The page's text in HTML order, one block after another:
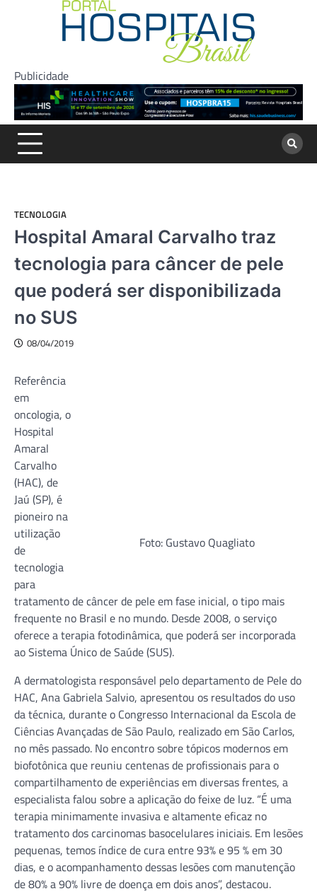
Publicidade
TECNOLOGIA
Hospital Amaral Carvalho traz
tecnologia para câncer de pele
que poderá ser disponibilizada
no SUS
08/04/2019
Referência
em
oncologia, o
Hospital
Amaral Carvalho (HAC), de Jaú (SP), é pioneiro na utilização
de tecnologia para tratamento de câncer de pele em fase
inicial, o tipo mais frequente no Brasil e no mundo. Desde
2008, o serviço oferece a terapia fotodinâmica, que poderá
ser incorporada ao Sistema Único de Saúde (SUS).
A dermatologista responsável pelo departamento de Pele do
HAC, Ana Gabriela Salvio, apresentou os resultados do uso
da técnica, durante o Congresso Internacional da Escola de
Ciências Avançadas de São Paulo, realizado em São Carlos,
no mês passado. No encontro sobre tópicos modernos em
biofotônica que reuniu centenas de profissionais para o
compartilhamento de experiências em diversas frentes, a
especialista falou sobre a aplicação do feixe de luz. “É uma
terapia minimamente invasiva e altamente eficaz no
tratamento dos carcinomas basocelulares iniciais. Em lesões
pequenas, temos índice de cura entre 93% e 95 % em 30
dias, e o acompanhamento dessas lesões com manutenção
de 80% a 90% livre de doença em dois anos”, destacou.
As altas taxas de cura e sobrevida, de acordo com Ana
Gabriela, são comparáveis às de uma cirurgia, com o
benefício de ser um procedimento ambulatorial, onde o
paciente é liberado minutos após a aplicação, sem
complicações. “Nosso trabalho é reconhecido pelo bom
desempenho. É sempre uma honra poder falar sobre os
nossas conquistas”.